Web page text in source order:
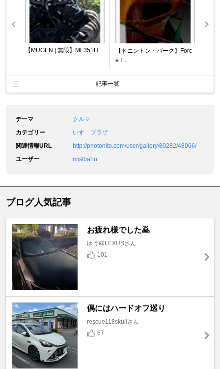
【MUGEN | 無限】MF351H
【ドニントン・パーク】Forc
e I ...
記事一覧
テーマ
クルマ
カテゴリー
いすゞプラザ
関連情報URL
http://photohito.com/user/gallery/80282/48066/
ユーザー
mistbahn
ブログ人気記事
お疲れ様でした🙇
ゆう@LEXUSさん
101
偶にはハードオフ巡り
rescue118skullさん
67